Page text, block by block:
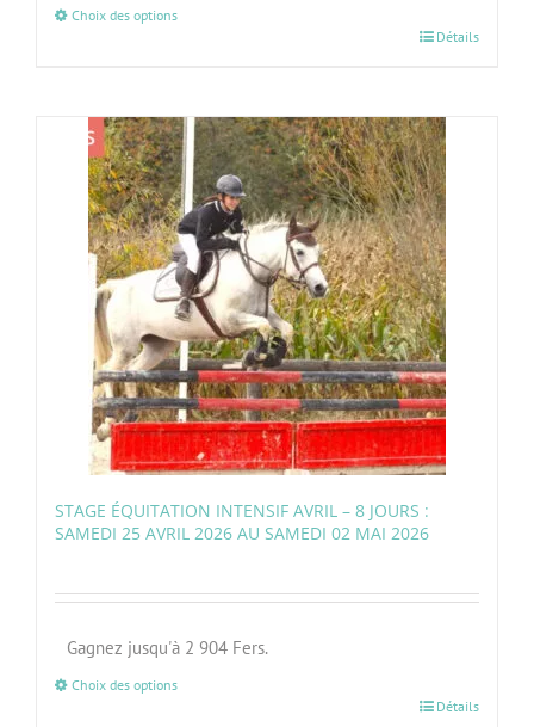
Choix des options
Détails
STAGE ÉQUITATION INTENSIF AVRIL – 8 JOURS :
SAMEDI 25 AVRIL 2026 AU SAMEDI 02 MAI 2026
Gagnez jusqu'à 2 904 Fers.
Choix des options
Détails